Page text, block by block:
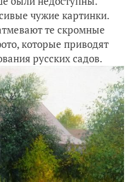
чужие картинки.
те скромные
которые приводят
русских садов.